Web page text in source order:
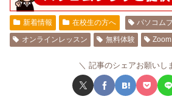
新着情報 在校生の方へ パソコム
オンラインレッスン
無料体験 Zoom
記事のシェアお願いし